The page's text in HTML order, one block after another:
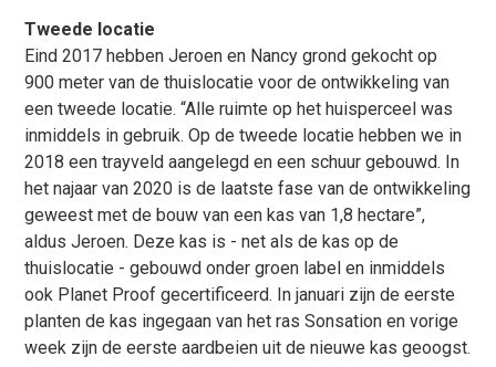
Tweede locatie
Eind 2017 hebben Jeroen en Nancy grond gekocht op
900 meter van de thuislocatie voor de ontwikkeling van
een tweede locatie. “Alle ruimte op het huisperceel was
inmiddels in gebruik. Op de tweede locatie hebben we in
2018 een trayveld aangelegd en een schuur gebouwd. In
het najaar van 2020 is de laatste fase van de ontwikkeling
geweest met de bouw van een kas van 1,8 hectare”,
aldus Jeroen. Deze kas is - net als de kas op de
thuislocatie - gebouwd onder groen label en inmiddels
ook Planet Proof gecertificeerd. In januari zijn de eerste
planten de kas ingegaan van het ras Sonsation en vorige
week zijn de eerste aardbeien uit de nieuwe kas geoogst.